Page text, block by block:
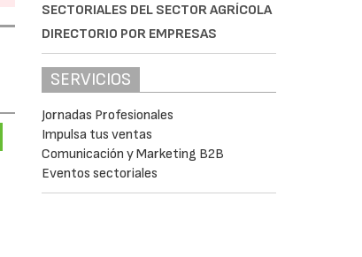
SECTORIALES DEL SECTOR AGRÍCOLA
DIRECTORIO POR EMPRESAS
SERVICIOS
Jornadas Profesionales
Impulsa tus ventas
Comunicación y Marketing B2B
Eventos sectoriales